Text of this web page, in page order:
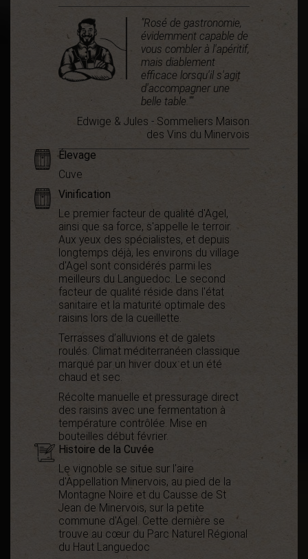
"Rosé de gastronomie,
évidemment capable de
vous combler à l'apéritif,
mais diablement
efficace lorsqu'il s'agit
d'accompagner une
belle table.""
Edwige & Jules - Sommeliers Maison
des Vins du Minervois
Élevage
Cuve
Vinification
Le premier facteur de qualité d'Agel,
ainsi que sa force, s'appelle le terroir.
Aux yeux des spécialistes, et depuis
longtemps déjà, les environs du village
d'Agel sont considérés parmi les
meilleurs du Languedoc. Le second
facteur de qualité réside dans l'état
sanitaire et la maturité optimale des
raisins lors de la cueillette.
Terrasses d’alluvions et de galets
roulés. Climat méditerranéen classique
marqué par un hiver doux et un été
chaud et sec.
Récolte manuelle et pressurage direct
des raisins avec une fermentation à
température contrôlée. Mise en
bouteilles début février.
Histoire de la Cuvée
Le vignoble se situe sur l'aire
d'Appellation Minervois, au pied de la
Montagne Noire et du Causse de St
Jean de Minervois, sur la petite
commune d'Agel. Cette dernière se
trouve au cœur du Parc Naturel Régional
du Haut Languedoc